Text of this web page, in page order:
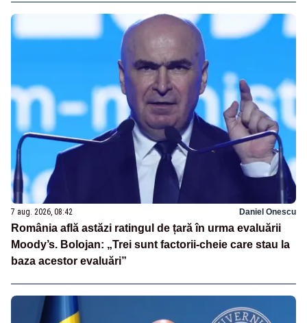
7 aug. 2026, 08:42 Daniel Onescu
România află astăzi ratingul de țară în urma evaluării
Moody’s. Bolojan: „Trei sunt factorii-cheie care stau la
baza acestor evaluări”